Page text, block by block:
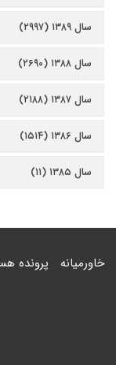
سال ۱۳۸۹ (۲۹۹۷)
سال ۱۳۸۸ (۲۶۹۰)
سال ۱۳۸۷ (۲۱۸۸)
سال ۱۳۸۶ (۱۵۱۴)
سال ۱۳۸۵ (۱۱)
خاورمیانه پرونده